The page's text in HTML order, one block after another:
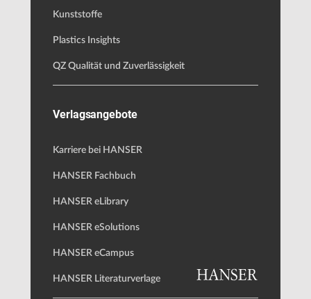
Kunststoffe
Plastics Insights
QZ Qualität und Zuverlässigkeit
Verlagsangebote
Karriere bei HANSER
HANSER Fachbuch
HANSER eLibrary
HANSER eSolutions
HANSER eCampus
HANSER Literaturverlage